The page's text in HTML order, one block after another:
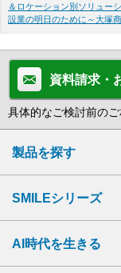
＆ロケーション別ソリュー
設業の明日のために～大塚
資料請求・
具体的なご検討前の
製品を探す
SMILEシリーズ
AI時代を生きる